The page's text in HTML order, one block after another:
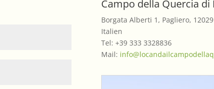
Campo della Quercia di
Borgata Alberti 1, Pagliero,
Italien
Tel: +39 333 3328836
Mail: